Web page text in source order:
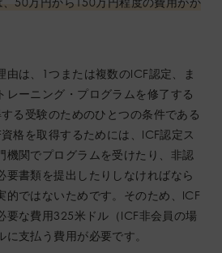
由は、1つまたは複数のICF認定、ま
レーニング・プログラムを修了する
る受験のためのひとつの条件である
格を取得するためには、ICF認定ス
機関でプログラムを受けたり、非認
要書類を提出したりしなければなら
的ではないためです。そのため、ICF
要な費用325米ドル（ICF非会員の場
支払う費用が必要です。